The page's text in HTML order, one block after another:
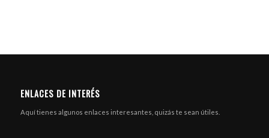
ENLACES DE INTERÉS
Aquí tienes algunos enlaces interesantes, quizás te sean útiles.